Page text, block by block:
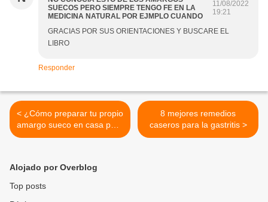
SUECOS PERO SIEMPRE TENGO FE EN LA
MEDICINA NATURAL POR EJMPLO CUANDO
11/08/2022
19:21
GRACIAS POR SUS ORIENTACIONES Y BUSCARE EL
LIBRO
Responder
< ¿Cómo preparar tu propio
amargo sueco en casa para
disfrutar de todos sus
8 mejores remedios
caseros para la gastritis >
Alojado por Overblog
Top posts